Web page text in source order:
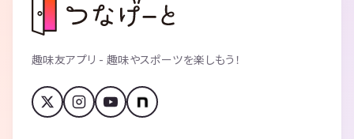
趣味友アプリ - 趣味やスポーツを楽しもう！